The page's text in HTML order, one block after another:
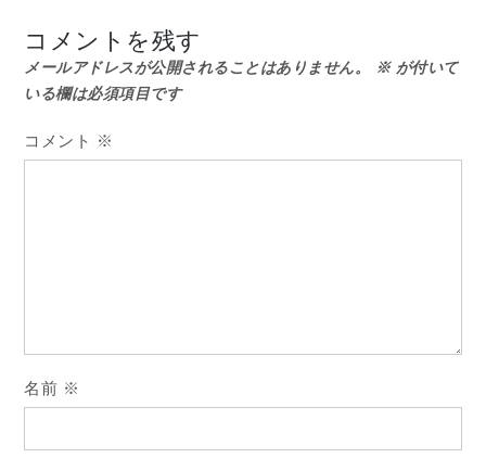
ビ
ゲ
ー
コメントを残す
メールアドレスが公開されることはありません。 ※が付いて
いる欄は必須項目です
コメント ※
名前 ※